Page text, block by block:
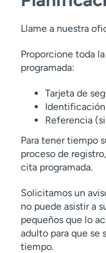
Insuficiencia
Efectos
cáncer.
Atención y
transmisión
Efectos
tratamiento
Cuidado y
Llame a nuestra
Proporcione toda
programada:
Tarjeta de
Referencia
Para tener tiempo
proceso de
cita programada.
Solicitamos un
no puede asistir a
pequeños que lo
adulto para que se
tiempo.